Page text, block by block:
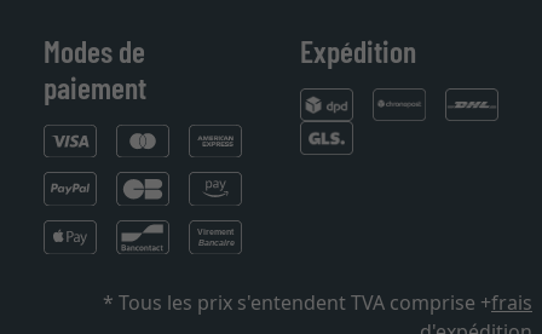
Modes de
paiement
Expédition
* Tous les prix s'entendent TVA comprise +frais